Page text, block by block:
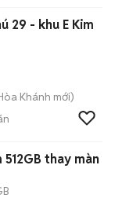
29 - khu E Kim
Khánh mới)
màn